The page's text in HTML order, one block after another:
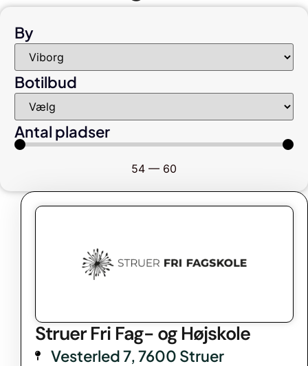
By
Botilbud
Antal pladser
54 — 60
Struer Fri Fag- og Højskole
Vesterled 7, 7600 Struer